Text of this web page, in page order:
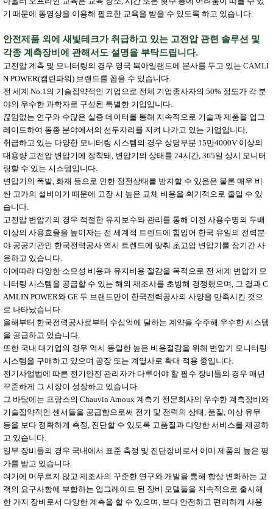
기 때문에 동영상을 이용해 필요한 교육을 받을 수 있도록 하고 있습니다.
안전제품 외에 새빛테크가 취급하고 있는 고전압 관련 솔루션 및
각종 계측장비에 관해서도 설명을 부탁드립니다.
고전압 계측 및 모니터링의 경우 영국 북아일랜드에 본사를 두고 있는 CAMLI
N POWER(캠린파워) 브랜드를 꼽을 수 있습니다.
전 세계 No.1의 기술집약적인 기업으로 전체 기업종사자의 50% 정도가 각 분
야의 우수한 과학자로 구성된 특별한 기업입니다.
끊임없는 연구와 수많은 실증 데이터를 통해 지속적으로 기술과 제품을 업그
레이드하여 동종 분야에서의 선두자리를 지켜 나가고 있는 기업입니다.
취급하고 있는 다양한 모니터링 시스템의 경우 상당부분 15만4000V 이상의
대용량 고전압 변압기에 장착돼, 변압기의 상태를 24시간, 365일 상시 모니터
링할 수 있는 시스템입니다.
변압기의 폭발, 화재 등으로 인한 정전상태를 방지할 수 있음은 물론 매우 비
싼 고가의 설비이기 때문에 고장 시 높은 교체 비용을 획기적으로 줄일 수 있
습니다.
고전압 변압기의 경우 적절한 유지보수와 관리를 통해 이전 사용수명의 두배
이상의 사용효율을 높이자는 전 세계적 트렌드에 힘입어 한국 유일의 전력분
야 공공기관인 한국전력공사 역시 트렌드에 맞춰 초고압 변압기를 장기간 사
용하고 있습니다.
이에따라 다양한 소모성 비용과 유지비용 절감을 목적으로 전 세계 변압기 모
니터링 시스템을 공급할 수 있는 해외 제조사를 초빙해 경쟁했으며, 그 결과 C
AMLIN POWER와 GE 두 브랜드만이 한국전력공사의 사양을 만족시킨 것으
로 나타났습니다.
올해부터 한국전력공사로부터 수십억에 달하는 계약을 수주해 우수한 시스템
을 공급하고 있습니다.
또한 국내 대기업의 경우 역시 동일한 높은 비용절감을 위해 변압기 모니터링
시스템을 구매하고 있으며 공장 또는 계열사로 확대 적용 중입니다.
전기사업법에 따른 전기안전 관리자가 다루어야 할 필수 장비들의 경우 매년
꾸준하게 그 시장이 성장하고 있습니다.
그 바탕에는 프랑스의 Chauvin Arnoux 계측기 전문회사의 우수한 계측장비와
기술집약적인 센서들을 공급함으로써 전기 및 전력의 상태, 품질, 이상 유무
등을 보다 정확하게 측정, 진단할 수 있도록 고품질과 다양한 서비스를 제공하
고 있습니다.
일부 장비들의 경우 국내에서 표준 측정 및 진단장비로서 이미 제품의 높은 평
가를 받고 있습니다.
여기에 머무르지 않고 제조사의 꾸준한 연구와 개발을 통해 항상 변화하는 고
객의 요구사항에 부합하는 업그레이드 된 장비 모델들을 지속적으로 출시해
한 가지 장비로서 다양한 계측을 할 수 있으며, 보다 안전하고 편리하게 사용